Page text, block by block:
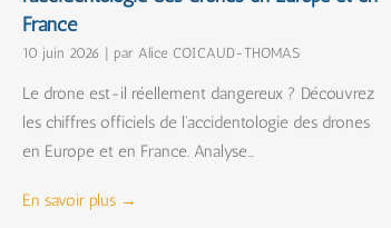
France
10 juin 2026 par Alice COICAUD-THOMAS
Le drone est-il réellement dangereux ? Découvrez
les chiffres officiels de l'accidentologie des drones
en Europe et en France. Analyse...
En savoir plus →